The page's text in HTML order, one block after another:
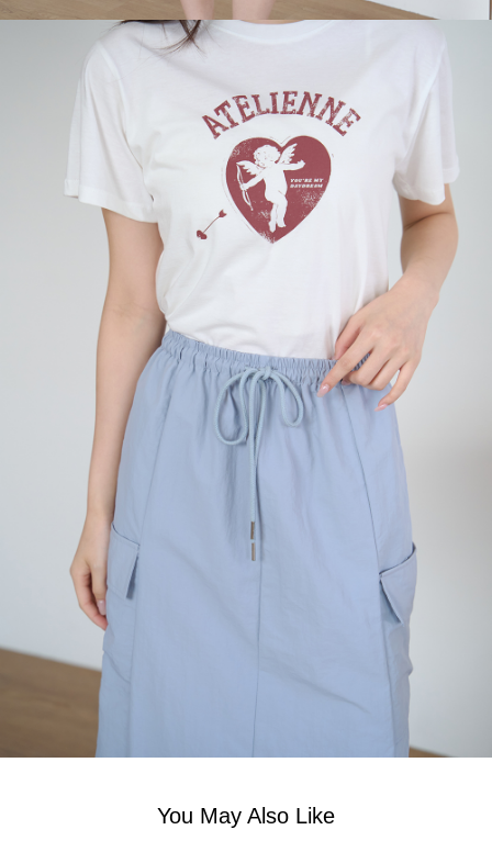
You May Also Like